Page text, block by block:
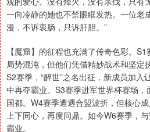
一向冷静的她也不禁眼眶发热。一位老
漫，不诉衷肠，只诉肝胆。”
【魔窟】的征程也充满了传奇色彩。
局势混沌，但他们凭借精妙战术和坚定
S2赛季，“醉世”之名出征，新成员加入
中再夺霸业。S3赛季进军世界杯赛场
国都。W4赛季遭遇合盟波折，但核心
上下同心，再度问鼎。如今W6赛季，
霸业。